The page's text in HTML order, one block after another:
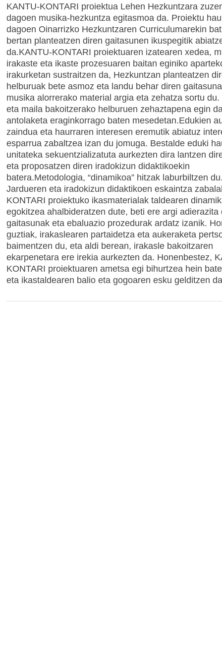
KANTU-KONTARI proiektua Lehen Hezkuntzara
dagoen musika-hezkuntza egitasmoa da. Proiektu
dagoen Oinarrizko Hezkuntzaren Curriculumarekin
bertan planteatzen diren gaitasunen ikuspegitik
da.KANTU-KONTARI proiektuaren izatearen xedea,
irakaste eta ikaste prozesuaren baitan eginiko
irakurketan sustraitzen da, Hezkuntzan planteatzen
helburuak bete asmoz eta landu behar diren
musika alorrerako material argia eta zehatza sortu
eta maila bakoitzerako helburuen zehaztapena egin
antolaketa eraginkorrago baten mesedetan.Edukien
zaindua eta haurraren interesen eremutik abiatuz
esparrua zabaltzea izan du jomuga. Bestalde eduki
unitateka sekuentzializatuta aurkezten dira lantzen
eta proposatzen diren iradokizun didaktikoekin
batera.Metodologia, “dinamikoa” hitzak laburbiltzen
Jardueren eta iradokizun didaktikoen eskaintza
KONTARI proiektuko ikasmaterialak taldearen
egokitzea ahalbideratzen dute, beti ere argi adierazita
gaitasunak eta ebaluazio prozedurak ardatz izanik.
guztiak, irakaslearen partaidetza eta aukeraketa
baimentzen du, eta aldi berean, irakasle bakoitzaren
ekarpenetara ere irekia aurkezten da. Honenbestez,
KONTARI proiektuaren ametsa egi bihurtzea hein
eta ikastaldearen balio eta gogoaren esku gelditzen